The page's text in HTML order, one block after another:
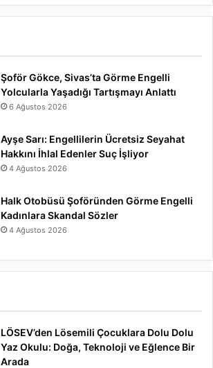
Şoför Gökce, Sivas’ta Görme Engelli
Yolcularla Yaşadığı Tartışmayı Anlattı
6 Ağustos 2026
Ayşe Sarı: Engellilerin Ücretsiz Seyahat
Hakkını İhlal Edenler Suç İşliyor
4 Ağustos 2026
Halk Otobüsü Şoföründen Görme Engelli
Kadınlara Skandal Sözler
4 Ağustos 2026
LÖSEV’den Lösemili Çocuklara Dolu Dolu
Yaz Okulu: Doğa, Teknoloji ve Eğlence Bir
Arada